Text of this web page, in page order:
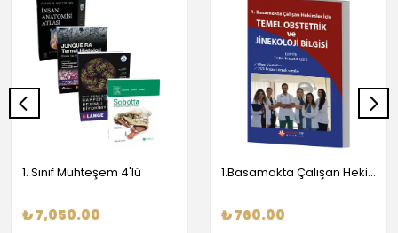
1. Sınıf Muhteşem 4'lü
₺ 7,050.00
1.Basamakta Çalışan Hekimler İçin Temel Obstetrik Ve Jinekoloji Bilgisi
₺ 760.00